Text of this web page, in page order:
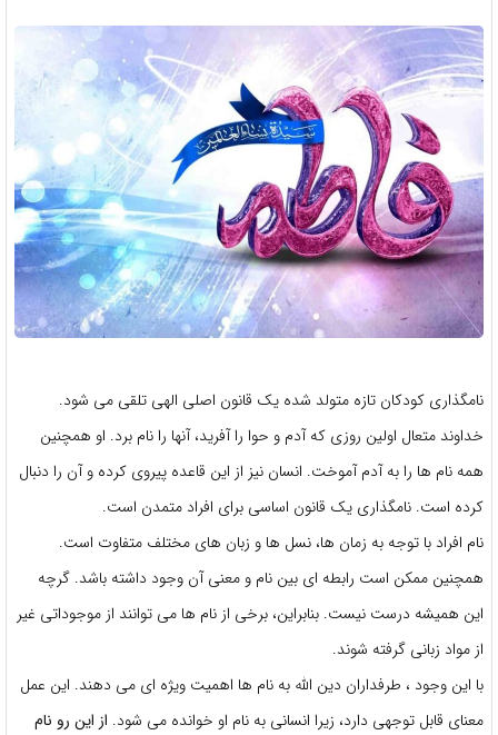
نامگذاری کودکان تازه متولد شده یک قانون اصلی الهی تلقی می شود.
خداوند متعال اولین روزی که آدم و حوا را آفرید، آنها را نام برد. او همچنین
همه نام ها را به آدم آموخت. انسان نیز از این قاعده پیروی کرده و آن را دنبال
کرده است. نامگذاری یک قانون اساسی برای افراد متمدن است.
نام افراد با توجه به زمان ها، نسل ها و زبان های مختلف متفاوت است.
همچنین ممکن است رابطه ای بین نام و معنی آن وجود داشته باشد. گرچه
این همیشه درست نیست. بنابراین، برخی از نام ها می توانند از موجوداتی غیر
از مواد زبانی گرفته شوند.
با این وجود ، طرفداران دین الله به نام ها اهمیت ویژه ای می دهند. این عمل
معنای قابل توجهی دارد، زیرا انسانی به نام او خوانده می شود. از این رو نام